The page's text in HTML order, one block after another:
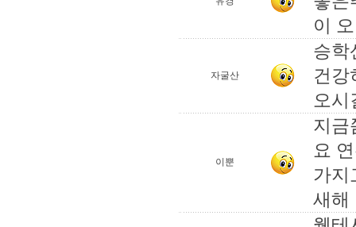
이
자굴산
승학
건
오시
이뿐
지금
요
가지
새해